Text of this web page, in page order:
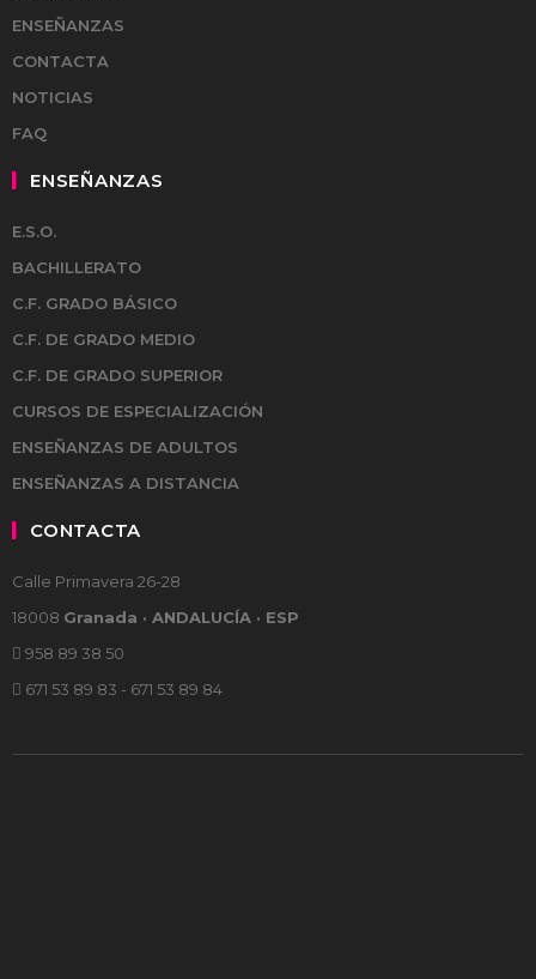
ENSEÑANZAS
CONTACTA
NOTICIAS
FAQ
ENSEÑANZAS
E.S.O.
BACHILLERATO
C.F. GRADO BÁSICO
C.F. DE GRADO MEDIO
C.F. DE GRADO SUPERIOR
CURSOS DE ESPECIALIZACIÓN
ENSEÑANZAS DE ADULTOS
ENSEÑANZAS A DISTANCIA
CONTACTA
Calle Primavera 26-28
18008 Granada · ANDALUCÍA · ESP
958 89 38 50
671 53 89 83 - 671 53 89 84